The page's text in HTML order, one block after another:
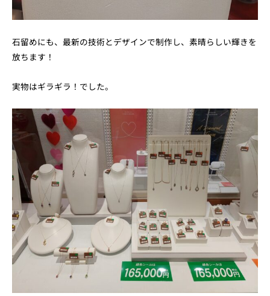
石留めにも、最新の技術とデザインで制作し、素晴らしい輝きを
放ちます！
実物はギラギラ！でした。